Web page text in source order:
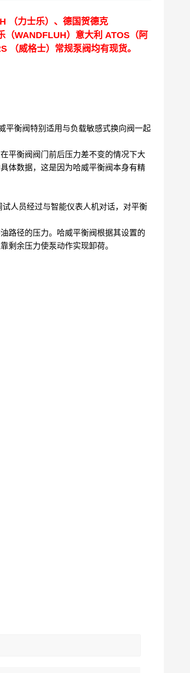
（力士乐）、德国贺德克
（WANDFLUH）意大利 ATOS（阿
（威格士）常规泵阀均有现货。
平衡阀特别适用与负载敏感式换向阀一起
衡阀阀门前后压力差不变的情况下大
体数据，这是因为哈威平衡阀本身有精
人员经过与智能仪表人机对话，对平衡
路径的压力。哈威平衡阀根据其设置的
剩余压力使泵动作实现卸荷。